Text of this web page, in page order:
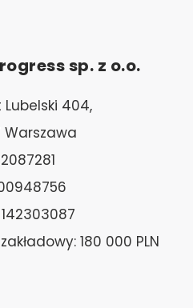
sp. z o.o.
Lubelski 404,
142303087
180 000 PLN